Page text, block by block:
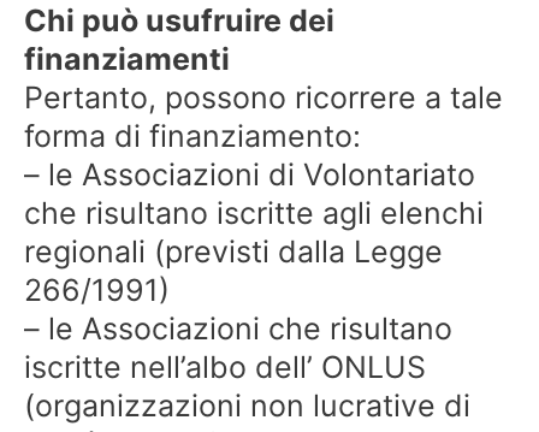
Chi può usufruire dei
finanziamenti
Pertanto, possono ricorrere a tale
forma di finanziamento:
– le Associazioni di Volontariato
che risultano iscritte agli elenchi
regionali (previsti dalla Legge
266/1991)
– le Associazioni che risultano
iscritte nell’albo dell’ ONLUS
(organizzazioni non lucrative di